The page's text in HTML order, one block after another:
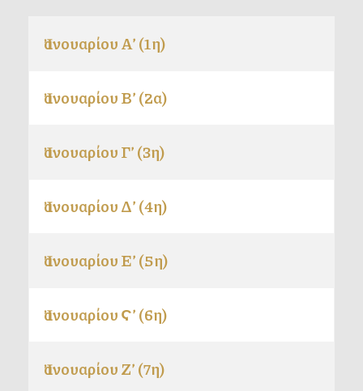
Ἰανουαρίου Α’ (1η)
Ἰανουαρίου Β’ (2α)
Ἰανουαρίου Γ’ (3η)
Ἰανουαρίου Δ’ (4η)
Ἰανουαρίου Ε’ (5η)
Ἰανουαρίου Ϛ’ (6η)
Ἰανουαρίου Ζ’ (7η)